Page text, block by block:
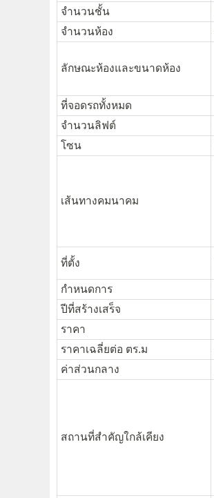
จำนวนชั้น
จำนวนห้อง
ลักษณะห้องและขนาดห้อง
ที่จอดรถทั้งหมด
จำนวนลิฟต์
โซน
เส้นทางคมนาคม
ที่ตั้ง
กำหนดการ
ปีที่สร้างเสร็จ
ราคา
ราคาเฉลี่ยต่อ ตร.ม
ค่าส่วนกลาง
สถานที่สำคัญใกล้เคียง